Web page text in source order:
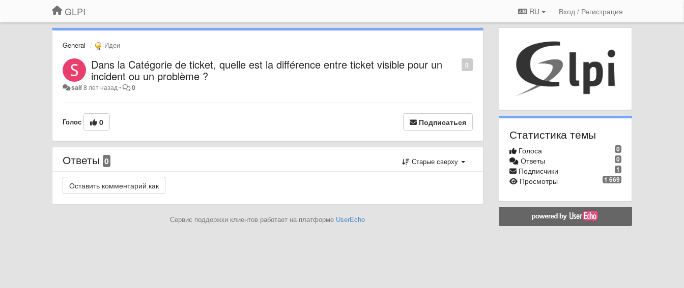
GLPI RU Вход / Регистрация
General Идеи
0
Dans la Catégorie de ticket, quelle est la différence entre ticket visible pour un
incident ou un problème ?
saif8 лет назад • 0
Голос 0 Подписаться
Ответы 0 Старые сверху
Сервис поддержки клиентов работает на платформе UserEcho
Статистика темы
0
Голоса
0
Ответы
1
Подписчики
1 669
Просмотры